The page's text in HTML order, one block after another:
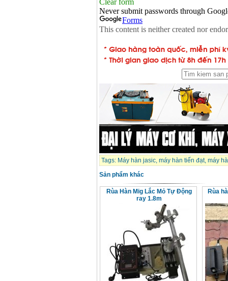
Tags: Máy hàn jasic, máy hàn tiến đạt, máy
Sản phẩm khác
Rùa Hàn Mig Lắc Mỏ Tự Động
ray 1.8m
Rùa